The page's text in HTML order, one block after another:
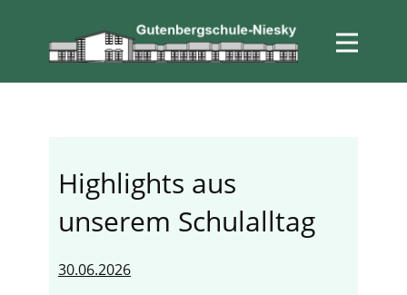
Highlights aus
unserem Schulalltag
30.06.2026